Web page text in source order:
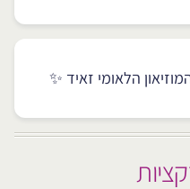
הלאומי זאיד ✨